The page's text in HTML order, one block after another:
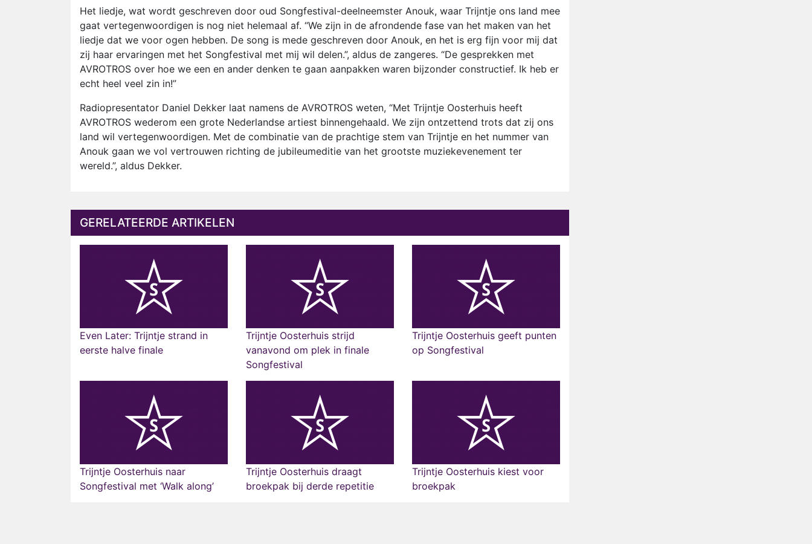
Het liedje, wat wordt geschreven door oud Songfestival-deelneemster Anouk, waar Trijntje ons land mee
gaat vertegenwoordigen is nog niet helemaal af. “We zijn in de afrondende fase van het maken van het
liedje dat we voor ogen hebben. De song is mede geschreven door Anouk, en het is erg fijn voor mij dat
zij haar ervaringen met het Songfestival met mij wil delen.”, aldus de zangeres. “De gesprekken met
AVROTROS over hoe we een en ander denken te gaan aanpakken waren bijzonder constructief. Ik heb er
echt heel veel zin in!”
Radiopresentator Daniel Dekker laat namens de AVROTROS weten, “Met Trijntje Oosterhuis heeft
AVROTROS wederom een grote Nederlandse artiest binnengehaald. We zijn ontzettend trots dat zij ons
land wil vertegenwoordigen. Met de combinatie van de prachtige stem van Trijntje en het nummer van
Anouk gaan we vol vertrouwen richting de jubileumeditie van het grootste muziekevenement ter
wereld.”, aldus Dekker.
GERELATEERDE ARTIKELEN
Even Later: Trijntje strand in
eerste halve finale
Trijntje Oosterhuis strijd
vanavond om plek in finale
Songfestival
Trijntje Oosterhuis geeft punten
op Songfestival
Trijntje Oosterhuis naar
Songfestival met ‘Walk along’
Trijntje Oosterhuis draagt
broekpak bij derde repetitie
Trijntje Oosterhuis kiest voor
broekpak